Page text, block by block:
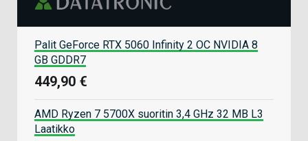
Palit GeForce RTX 5060 Infinity 2 OC NVIDIA 8
GB GDDR7
449,90 €
AMD Ryzen 7 5700X suoritin 3,4 GHz 32 MB L3
Laatikko